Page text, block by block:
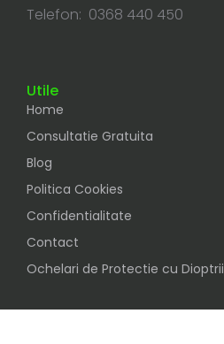
Telefon: 0368 440 450
Utile
Home
Consultatie Gratuita
Blog
Politica Cookies
Confidentialitate
Contact
Ochelari de Protectie cu Dioptrii